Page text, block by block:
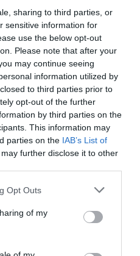
sharing to third parties, or
sensitive information for
use the below opt-out
Please note that after your
may continue seeing
information utilized by
to third parties prior to
opt-out of the further
by third parties on the
This information may
parties on the IAB’s List of
further disclose it to other
Opt Outs
of my
della pubblica
agricoli) che perdono
lavoro, compresi quanti
o arrivano a una
una conciliazione.
per almeno 13
e aver lavorato per
che precede la
non potrà superare i 24
in base alla retribuzione